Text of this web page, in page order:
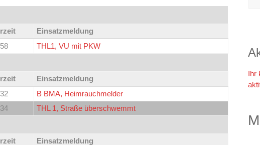
Einsatzmeldung
THL1, VU mit PKW
Einsatzmeldung
B BMA, Heimrauchmelder
THL 1, Straße überschwemmt
Einsatzmeldung
Ihr